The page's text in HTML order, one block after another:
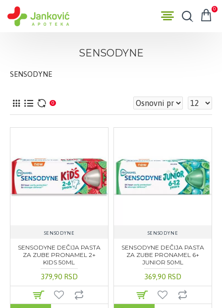
0
SENSODYNE
SENSODYNE
0
SENSODYNE
SENSODYNE DEČIJA PASTA
ZA ZUBE PRONAMEL 2+
KIDS 50ML
379,90 RSD
SENSODYNE
SENSODYNE DEČIJA PASTA
ZA ZUBE PRONAMEL 6+
JUNIOR 50ML
369,90 RSD